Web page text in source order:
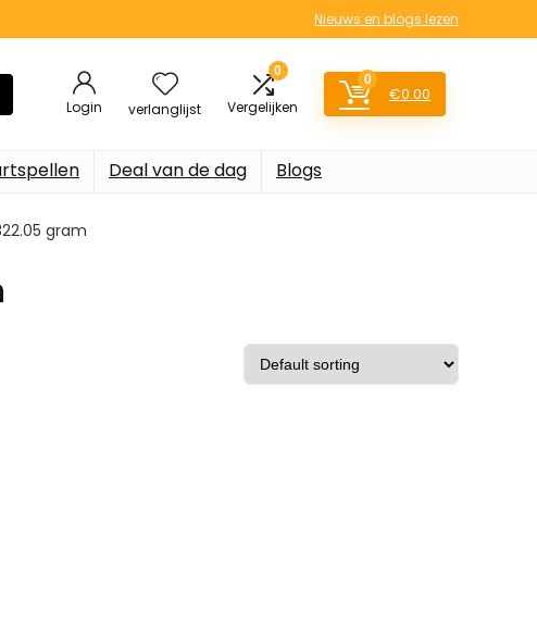
Nieuws en blogs lezen
Login verlanglijst
0
Vergelijken
0
€0.00
Deal van de dag Blogs
gram